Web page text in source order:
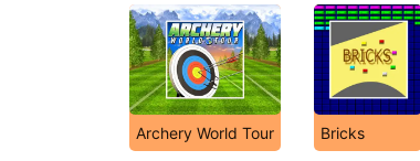
Archery World Tour Bricks